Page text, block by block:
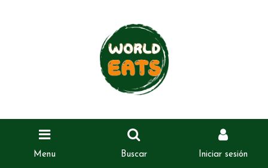
Menu Buscar Iniciar sesión